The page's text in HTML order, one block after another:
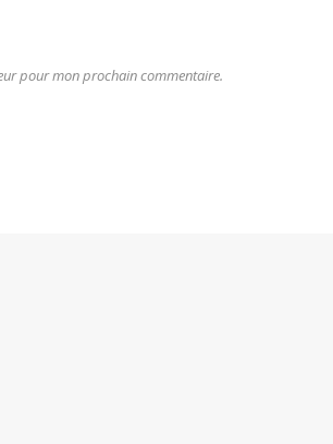
pour mon prochain commentaire.